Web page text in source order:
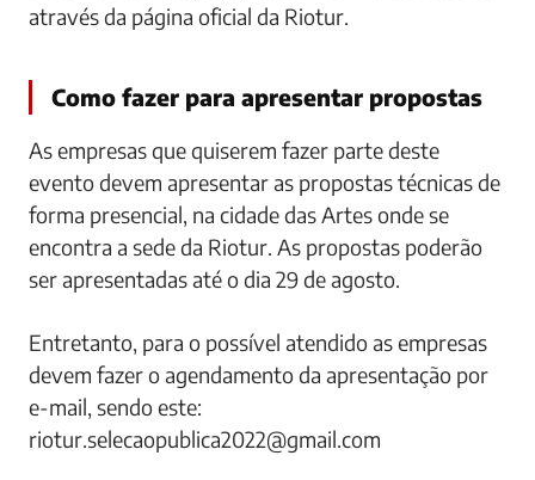
através da página oficial da Riotur.
Como fazer para apresentar propostas
As empresas que quiserem fazer parte deste
evento devem apresentar as propostas técnicas de
forma presencial, na cidade das Artes onde se
encontra a sede da Riotur. As propostas poderão
ser apresentadas até o dia 29 de agosto.
Entretanto, para o possível atendido as empresas
devem fazer o agendamento da apresentação por
e-mail, sendo este:
riotur.selecaopublica2022@gmail.com